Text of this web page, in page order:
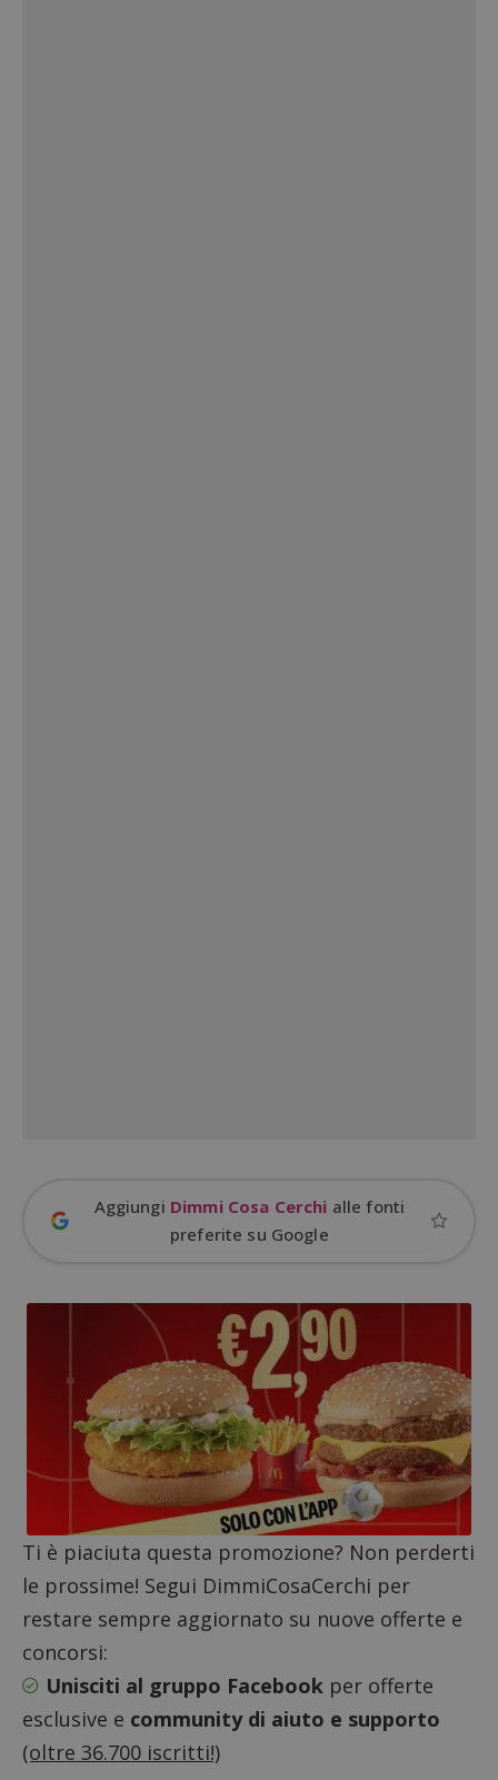
Aggiungi Dimmi Cosa Cerchi alle fonti
preferite su Google
Ti è piaciuta questa promozione? Non perderti
le prossime! Segui DimmiCosaCerchi per
restare sempre aggiornato su nuove offerte e
concorsi:
Unisciti al gruppo Facebook per offerte
esclusive e community di aiuto e supporto
(oltre 36.700 iscritti!)